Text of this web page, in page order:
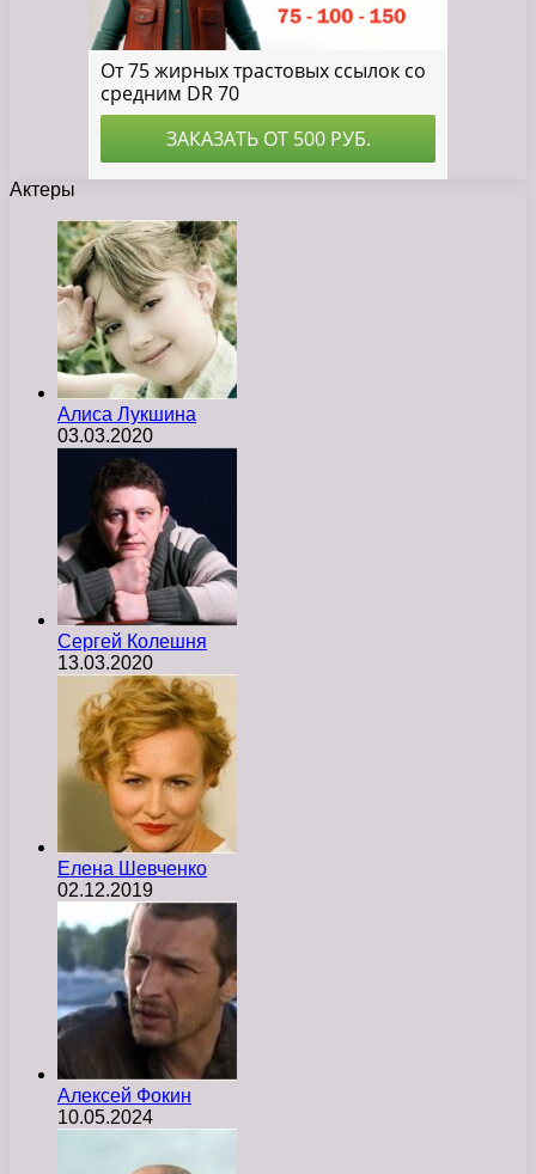
Актеры
Алиса Лукшина
03.03.2020
Сергей Колешня
13.03.2020
Елена Шевченко
02.12.2019
Алексей Фокин
10.05.2024